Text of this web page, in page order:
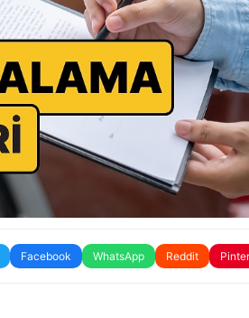
Facebook WhatsApp Reddit